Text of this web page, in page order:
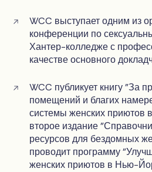
WCC выступает одним из
конференции по
Хантер-колледже с
качестве основного
WCC публикует книгу "За
помещений и благих
системы женских приютов
второе издание
ресурсов для бездомных
проводит программу
женских приютов в Нью-